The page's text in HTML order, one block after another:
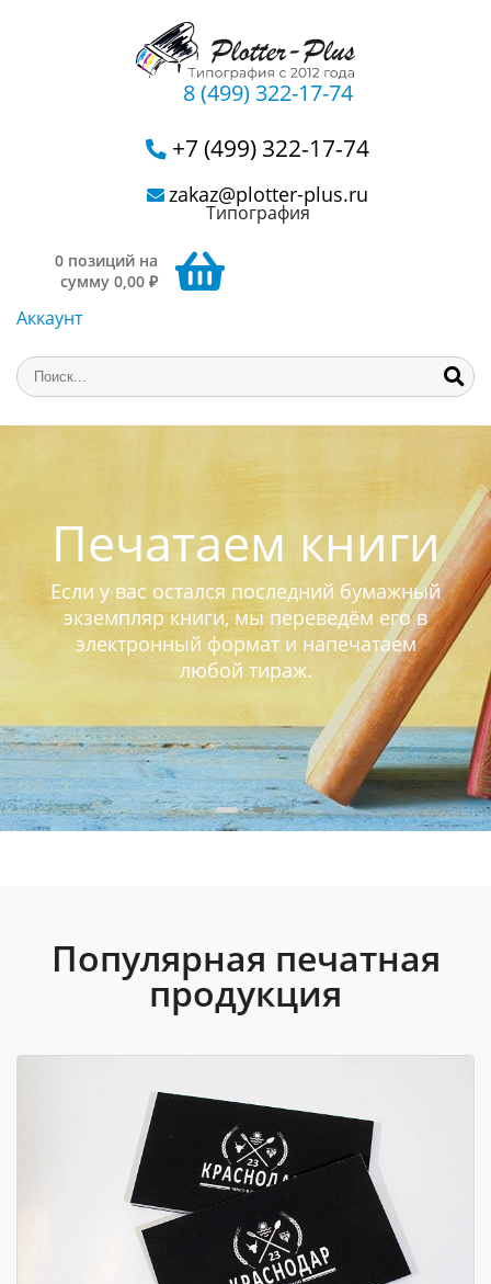
8 (499) 322-17-74
+7 (499) 322-17-74
zakaz@plotter-plus.ru
Типография
0 позиций на
сумму 0,00 ₽
Аккаунт
Печатаем книги
Если у вас остался последний бумажный
экземпляр книги, мы переведём его в
электронный формат и напечатаем
любой тираж.
Популярная печатная
продукция